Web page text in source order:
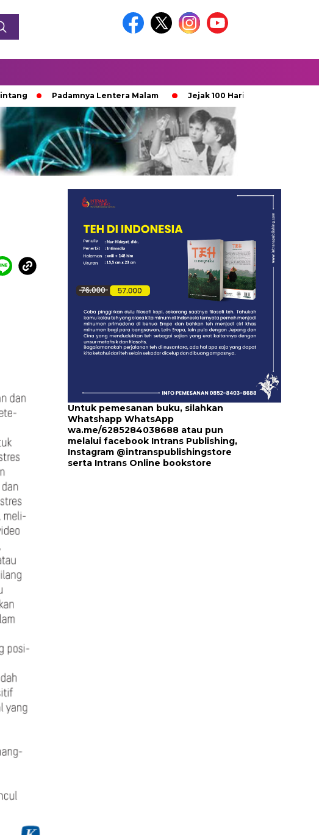
Padamnya Lentera Malam Jejak 100 Hari Pemburu Kayu
Untuk pemesanan buku, silahkan
Whatshapp WhatsApp
wa.me/6285284038688 atau pun
melalui facebook Intrans Publishing,
Instagram @intranspublishingstore
serta Intrans Online bookstore